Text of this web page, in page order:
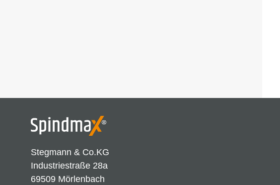
Stegmann & Co.KG
Industriestraße 28a
69509 Mörlenbach